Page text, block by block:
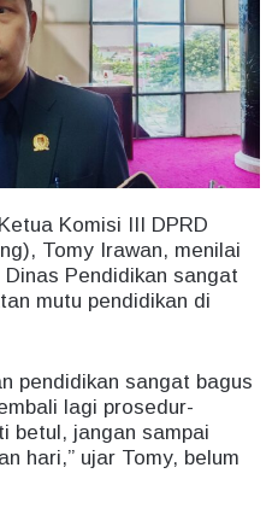
Komisi III DPRD
Tomy Irawan, menilai
Pendidikan sangat
mutu pendidikan di
pendidikan sangat bagus
lagi prosedur-
betul, jangan sampai
hari,” ujar Tomy, belum